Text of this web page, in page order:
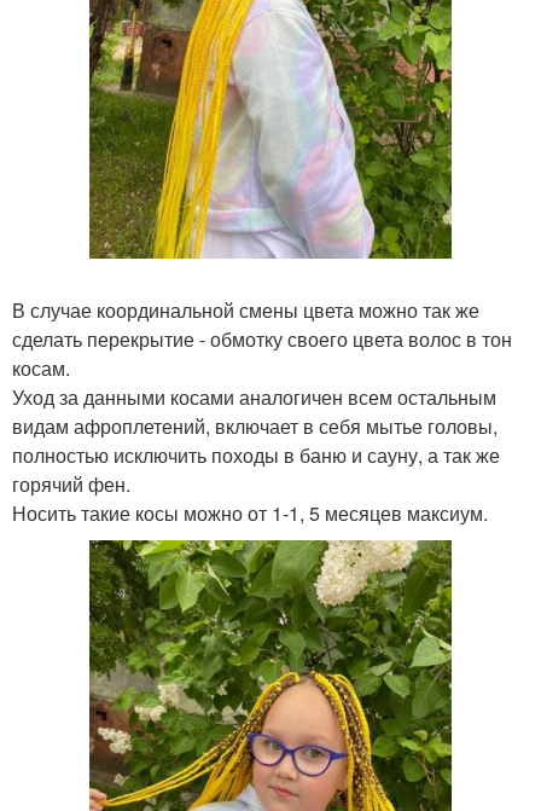
В случае координальной смены цвета можно так же
сделать перекрытие - обмотку своего цвета волос в тон
косам.
Уход за данными косами аналогичен всем остальным
видам афроплетений, включает в себя мытье головы,
полностью исключить походы в баню и сауну, а так же
горячий фен.
Носить такие косы можно от 1-1, 5 месяцев максиум.